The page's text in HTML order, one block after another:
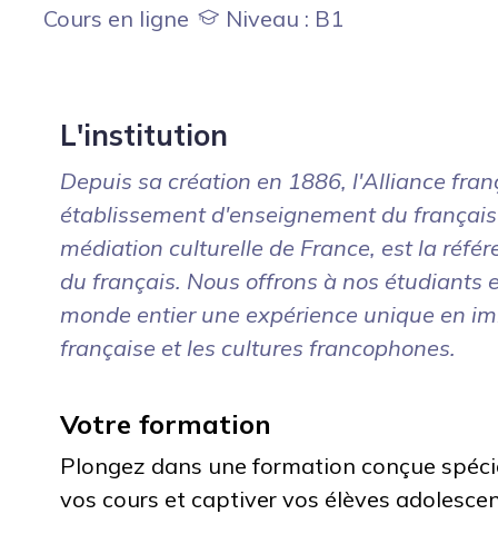
Cours en ligne
Niveau : B1
L'institution
Depuis sa création en 1886, l'Alliance
établissement d'enseignement du
médiation culturelle de France, est la
du français. Nous offrons à nos étudiants
monde entier une expérience unique en
française et les cultures francophones.
Votre formation
Plongez dans une formation conçue
vos cours et captiver vos élèves